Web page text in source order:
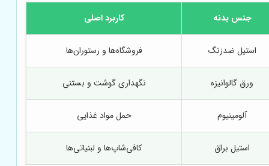
جنس بدنه کاربرد اصلی
استیل ضدزنگ فروشگاه‌ها و رستوران‌ها
ورق گالوانیزه نگهداری گوشت و بستنی
آلومینیوم حمل مواد غذایی
استیل براق کافی‌شاپ‌ها و لبنیاتی‌ها